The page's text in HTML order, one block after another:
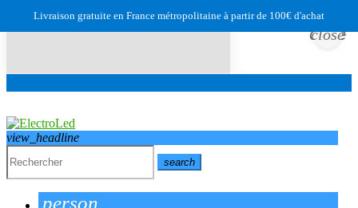
close
Livraison gratuite en France métropolitaine à partir de 100€ d'achat
view_headline
search
person
close